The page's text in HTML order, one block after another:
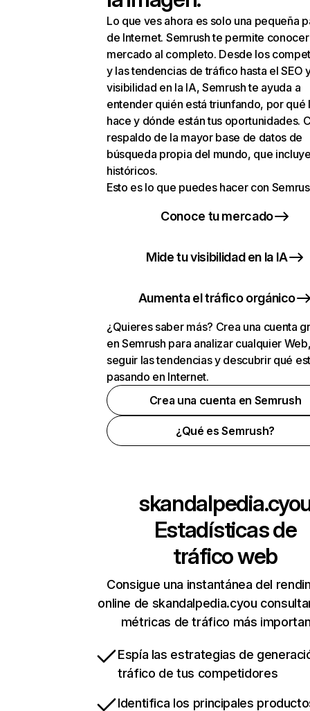
Lo que ves ahora es solo una pequeña
de Internet. Semrush te permite
mercado al completo. Desde los
y las tendencias de tráfico hasta el SEO
visibilidad en la IA, Semrush te ayuda a
entender quién está triunfando, por qué
hace y dónde están tus oportunidades.
respaldo de la mayor base de datos de
búsqueda propia del mundo, que
históricos.
Esto es lo que puedes hacer con
Conoce tu mercado
Mide tu visibilidad en la IA
Aumenta el tráfico orgánico
¿Quieres saber más? Crea una cuenta
en Semrush para analizar cualquier
seguir las tendencias y descubrir qué
pasando en Internet.
Crea una cuenta en Semrush
¿Qué es Semrush?
Estadísticas de
tráfico web
Consigue una instantánea del
online de skandalpedia.cyou
métricas de tráfico más
Espía las estrategias de
tráfico de tus competidores
Identifica los principales